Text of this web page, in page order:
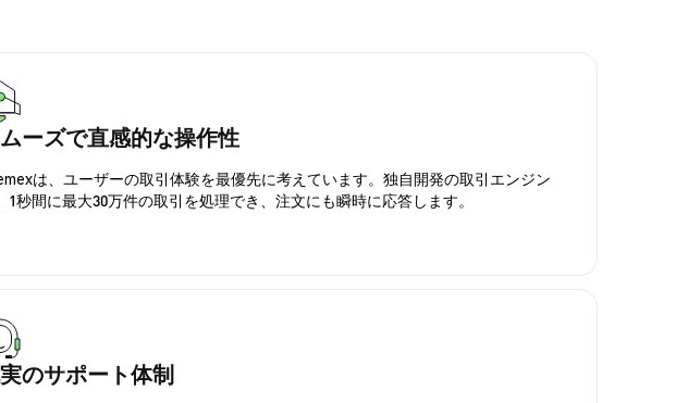
ーズで直感的な操作性
は、ユーザーの取引体験を最優先に考えています。独自開発の取引エンジン
1秒間に最大30万件の取引を処理でき、注文にも瞬時に応答します。
のサポート体制